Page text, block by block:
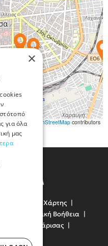
Leaflet |© OpenStreetMapcontributors
Χάρτης
Οδική Βοήθεια
Δήμος Λάρισας
×
για όλα
μας